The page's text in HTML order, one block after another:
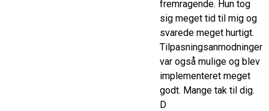
fremragende. Hun tog
sig meget tid til mig og
svarede meget hurtigt.
Tilpasningsanmodninger
var også mulige og blev
implementeret meget
godt. Mange tak til dig.
D